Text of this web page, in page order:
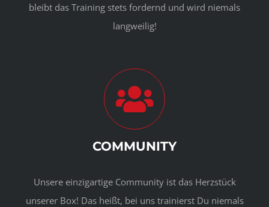
bleibt das Training stets fordernd und wird niemals
langweilig!
COMMUNITY
Unsere einzigartige Community ist das Herzstück
unserer Box! Das heißt, bei uns trainierst Du niemals